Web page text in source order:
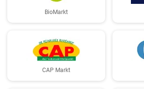
BioMarkt
CAP Markt